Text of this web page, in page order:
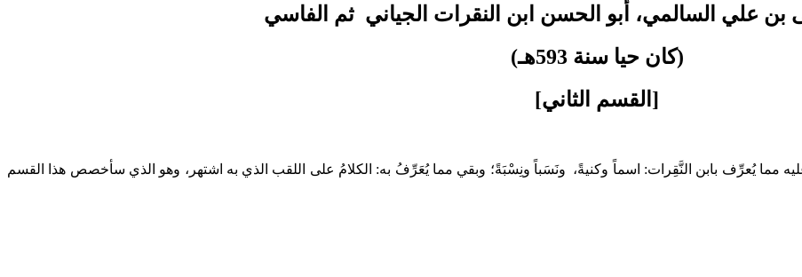
علي السالمي، أبو الحسن ابن النقرات الجياني ثم الفاسي
(كان حيا سنة 593هـ)
[القسم الثاني]
مما يُعرِّف بابن النَّقِرات: اسماً وكنيةً، ونَسَباً ونِسْبَةً؛ وبقي مما يُعَرِّفُ به: الكلامُ على اللقب الذي به اشتهر، وهو الذي سأخصص هذا القسم